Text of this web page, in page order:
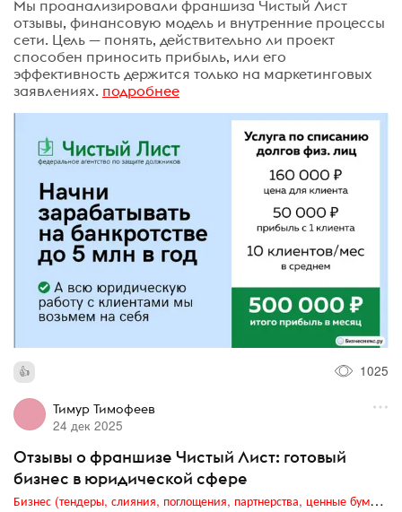
Мы проанализировали франшиза Чистый Лист
отзывы, финансовую модель и внутренние процессы
сети. Цель — понять, действительно ли проект
способен приносить прибыль, или его
эффективность держится только на маркетинговых
заявлениях. подробнее
1025
Тимур Тимофеев
24 дек 2025
Отзывы о франшизе Чистый Лист: готовый
бизнес в юридической сфере
Бизнес (тендеры, слияния, поглощения, партнерства, ценные бумаги, акционеры, финансы и отчетность)